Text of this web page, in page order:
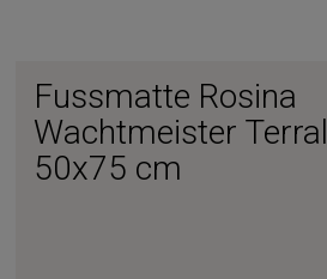
Fussmatte Rosina
Wachtmeister Terral
50x75 cm